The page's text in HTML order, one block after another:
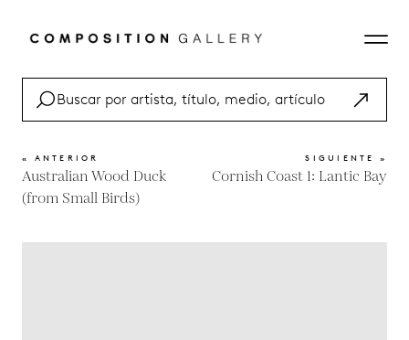
« ANTERIOR
Australian Wood Duck
(from Small Birds)
SIGUIENTE »
Cornish Coast 1: Lantic Bay